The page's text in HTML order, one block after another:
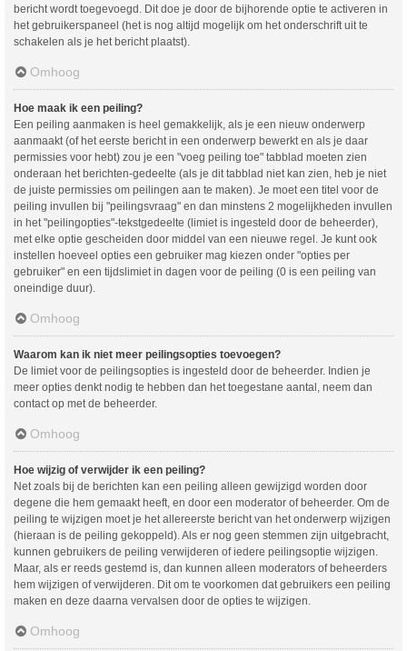
bericht wordt toegevoegd. Dit doe je door de bijhorende optie te activeren in
het gebruikerspaneel (het is nog altijd mogelijk om het onderschrift uit te
schakelen als je het bericht plaatst).
Omhoog
Hoe maak ik een peiling?
Een peiling aanmaken is heel gemakkelijk, als je een nieuw onderwerp
aanmaakt (of het eerste bericht in een onderwerp bewerkt en als je daar
permissies voor hebt) zou je een "voeg peiling toe" tabblad moeten zien
onderaan het berichten-gedeelte (als je dit tabblad niet kan zien, heb je niet
de juiste permissies om peilingen aan te maken). Je moet een titel voor de
peiling invullen bij "peilingsvraag" en dan minstens 2 mogelijkheden invullen
in het "peilingopties"-tekstgedeelte (limiet is ingesteld door de beheerder),
met elke optie gescheiden door middel van een nieuwe regel. Je kunt ook
instellen hoeveel opties een gebruiker mag kiezen onder "opties per
gebruiker" en een tijdslimiet in dagen voor de peiling (0 is een peiling van
oneindige duur).
Omhoog
Waarom kan ik niet meer peilingsopties toevoegen?
De limiet voor de peilingsopties is ingesteld door de beheerder. Indien je
meer opties denkt nodig te hebben dan het toegestane aantal, neem dan
contact op met de beheerder.
Omhoog
Hoe wijzig of verwijder ik een peiling?
Net zoals bij de berichten kan een peiling alleen gewijzigd worden door
degene die hem gemaakt heeft, en door een moderator of beheerder. Om de
peiling te wijzigen moet je het allereerste bericht van het onderwerp wijzigen
(hieraan is de peiling gekoppeld). Als er nog geen stemmen zijn uitgebracht,
kunnen gebruikers de peiling verwijderen of iedere peilingsoptie wijzigen.
Maar, als er reeds gestemd is, dan kunnen alleen moderators of beheerders
hem wijzigen of verwijderen. Dit om te voorkomen dat gebruikers een peiling
maken en deze daarna vervalsen door de opties te wijzigen.
Omhoog